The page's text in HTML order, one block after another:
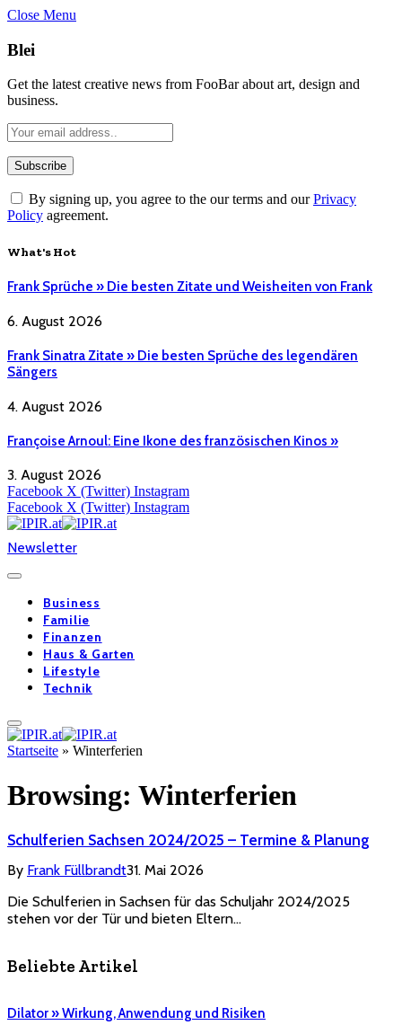
Close Menu
Blei
Get the latest creative news from FooBar about art, design and
business.
By signing up, you agree to the our terms and ourPrivacy
Policy agreement.
What's Hot
Frank Sprüche » Die besten Zitate und Weisheiten von Frank
6. August 2026
Frank Sinatra Zitate » Die besten Sprüche des legendären
Sängers
4. August 2026
Françoise Arnoul: Eine Ikone des französischen Kinos »
3. August 2026
Facebook X (Twitter) Instagram
Facebook X (Twitter) Instagram
Newsletter
Business
Familie
Finanzen
Haus & Garten
Lifestyle
Technik
Startseite » Winterferien
Browsing: Winterferien
Schulferien Sachsen 2024/2025 – Termine & Planung
By Frank Füllbrandt31. Mai 2026
Die Schulferien in Sachsen für das Schuljahr 2024/2025
stehen vor der Tür und bieten Eltern…
Beliebte Artikel
Dilator » Wirkung, Anwendung und Risiken